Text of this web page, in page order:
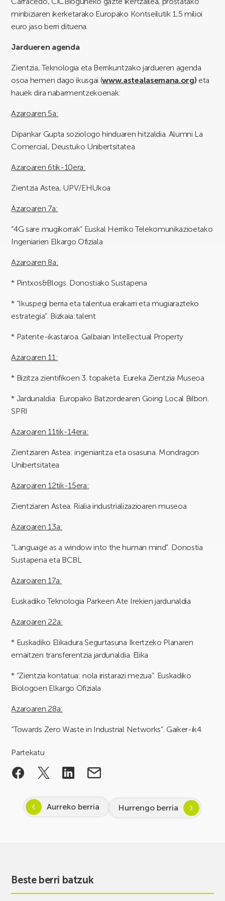
minbiziaren ikerketarako Europako Kontseilutik 1,5 milioi
euro jaso berri dituena.
Jardueren agenda
Zientzia, Teknologia eta Berrikuntzako jardueren agenda
osoa hemen dago ikusgai (www.astealasemana.org) eta
hauek dira nabarmentzekoenak:
Azaroaren 5a:
Dipankar Gupta soziologo hinduaren hitzaldia. Alumni La
Comercial, Deustuko Unibertsitatea
Azaroaren 6tik-10era:
Zientzia Astea, UPV/EHUkoa
Azaroaren 7a:
“4G sare mugikorrak” Euskal Herriko Telekomunikazioetako
Ingeniarien Elkargo Ofiziala
Azaroaren 8a:
* Pintxos&Blogs. Donostiako Sustapena
* “Ikuspegi berria eta talentua erakarri eta mugiarazteko
estrategia”. Bizkaia:talent
* Patente-ikastaroa. Galbaian Intellectual Property
Azaroaren 11:
* Bizitza zientifikoen 3. topaketa. Eureka Zientzia Museoa
* Jardunaldia: Europako Batzordearen Going Local Bilbon.
SPRI
Azaroaren 11tik-14era:
Zientziaren Astea: ingeniaritza eta osasuna. Mondragon
Unibertsitatea
Azaroaren 12tik-15era:
Zientziaren Astea. Rialia industrializazioaren museoa
Azaroaren 13a:
“Language as a window into the human mind”. Donostia
Sustapena eta BCBL
Azaroaren 17a:
Euskadiko Teknologia Parkeen Ate Irekien jardunaldia
Azaroaren 22a:
* Euskadiko Elikadura Segurtasuna Ikertzeko Planaren
emaitzen transferentzia jardunaldia. Elika
* “Zientzia kontatua: nola iristarazi mezua”. Euskadiko
Biologoen Elkargo Ofiziala
Azaroaren 28a:
“Towards Zero Waste in Industrial Networks”. Gaiker-ik4
Partekatu
Aurreko berria Hurrengo berria
Beste berri batzuk